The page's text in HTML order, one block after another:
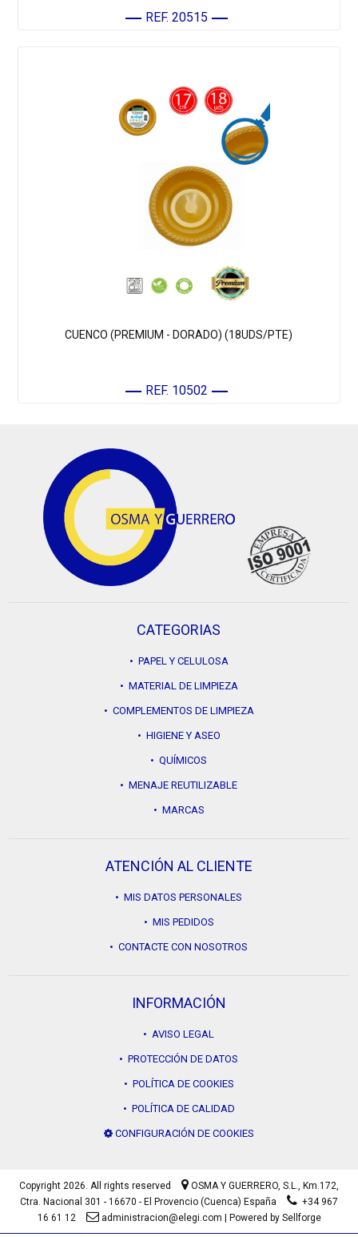
REF. 20515
CUENCO (PREMIUM - DORADO) (18UDS/PTE)
REF. 10502
CATEGORIAS
• PAPEL Y CELULOSA
• MATERIAL DE LIMPIEZA
• COMPLEMENTOS DE LIMPIEZA
• HIGIENE Y ASEO
• QUÍMICOS
• MENAJE REUTILIZABLE
• MARCAS
ATENCIÓN AL CLIENTE
• MIS DATOS PERSONALES
• MIS PEDIDOS
• CONTACTE CON NOSOTROS
INFORMACIÓN
• AVISO LEGAL
• PROTECCIÓN DE DATOS
• POLÍTICA DE COOKIES
• POLÍTICA DE CALIDAD
CONFIGURACIÓN DE COOKIES
Copyright 2026. All rights reserved OSMA Y GUERRERO, S.L., Km.172,
Ctra. Nacional 301 - 16670 - El Provencio (Cuenca) España
+34 967
16 61 12
administracion@elegi.com Powered by Sellforge